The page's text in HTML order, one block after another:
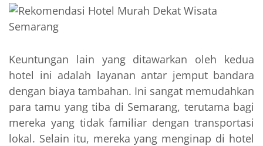
Keuntungan lain yang ditawarkan oleh kedua
hotel ini adalah layanan antar jemput bandara
dengan biaya tambahan. Ini sangat memudahkan
para tamu yang tiba di Semarang, terutama bagi
mereka yang tidak familiar dengan transportasi
lokal. Selain itu, mereka yang menginap di hotel